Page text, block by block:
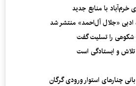
خرم‌آباد با منابع جدید
ادبی «جلال آل‌احمد» منتشر شد
را تسلیت گفت
و ایستادگی است
چنارهای استوار ورودی گرگان